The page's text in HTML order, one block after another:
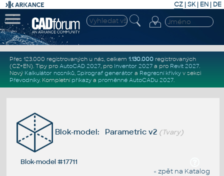
CZ | SK| EN | DE
Přes 123.000 registrovaných u nás, celkem 1.130.000registrovaných
(CZ+EN). Tipy pro AutoCAD 2027, pro Inventor 2027a pro Revit 2027.
Nový Kalkulátor nosníků, Spirograf generátor a Regresní křivkyv sekci
Převodníky. Kompletní příkazya proměnné AutoCADu 2027.
Blok-model: Parametric v2 (Tvary)
Blok-model #17711
« zpět na Katalog